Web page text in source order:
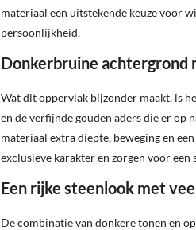
materiaal een uitstekende keuze voor
persoonlijkheid.
Donkerbruine achtergrond
Wat dit oppervlak bijzonder maakt, is
en de verfijnde gouden aders die er op
materiaal extra diepte, beweging en
exclusieve karakter en zorgen voor
Een rijke steenlook met
De combinatie van donkere tonen en